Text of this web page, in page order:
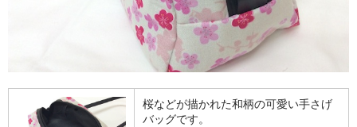
桜などが描かれた和柄の可愛い手さげ
バッグです。